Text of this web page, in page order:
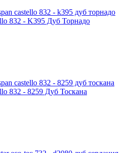
832 - K395 Дуб Торнадо
832 - 8259 Дуб Тоскана